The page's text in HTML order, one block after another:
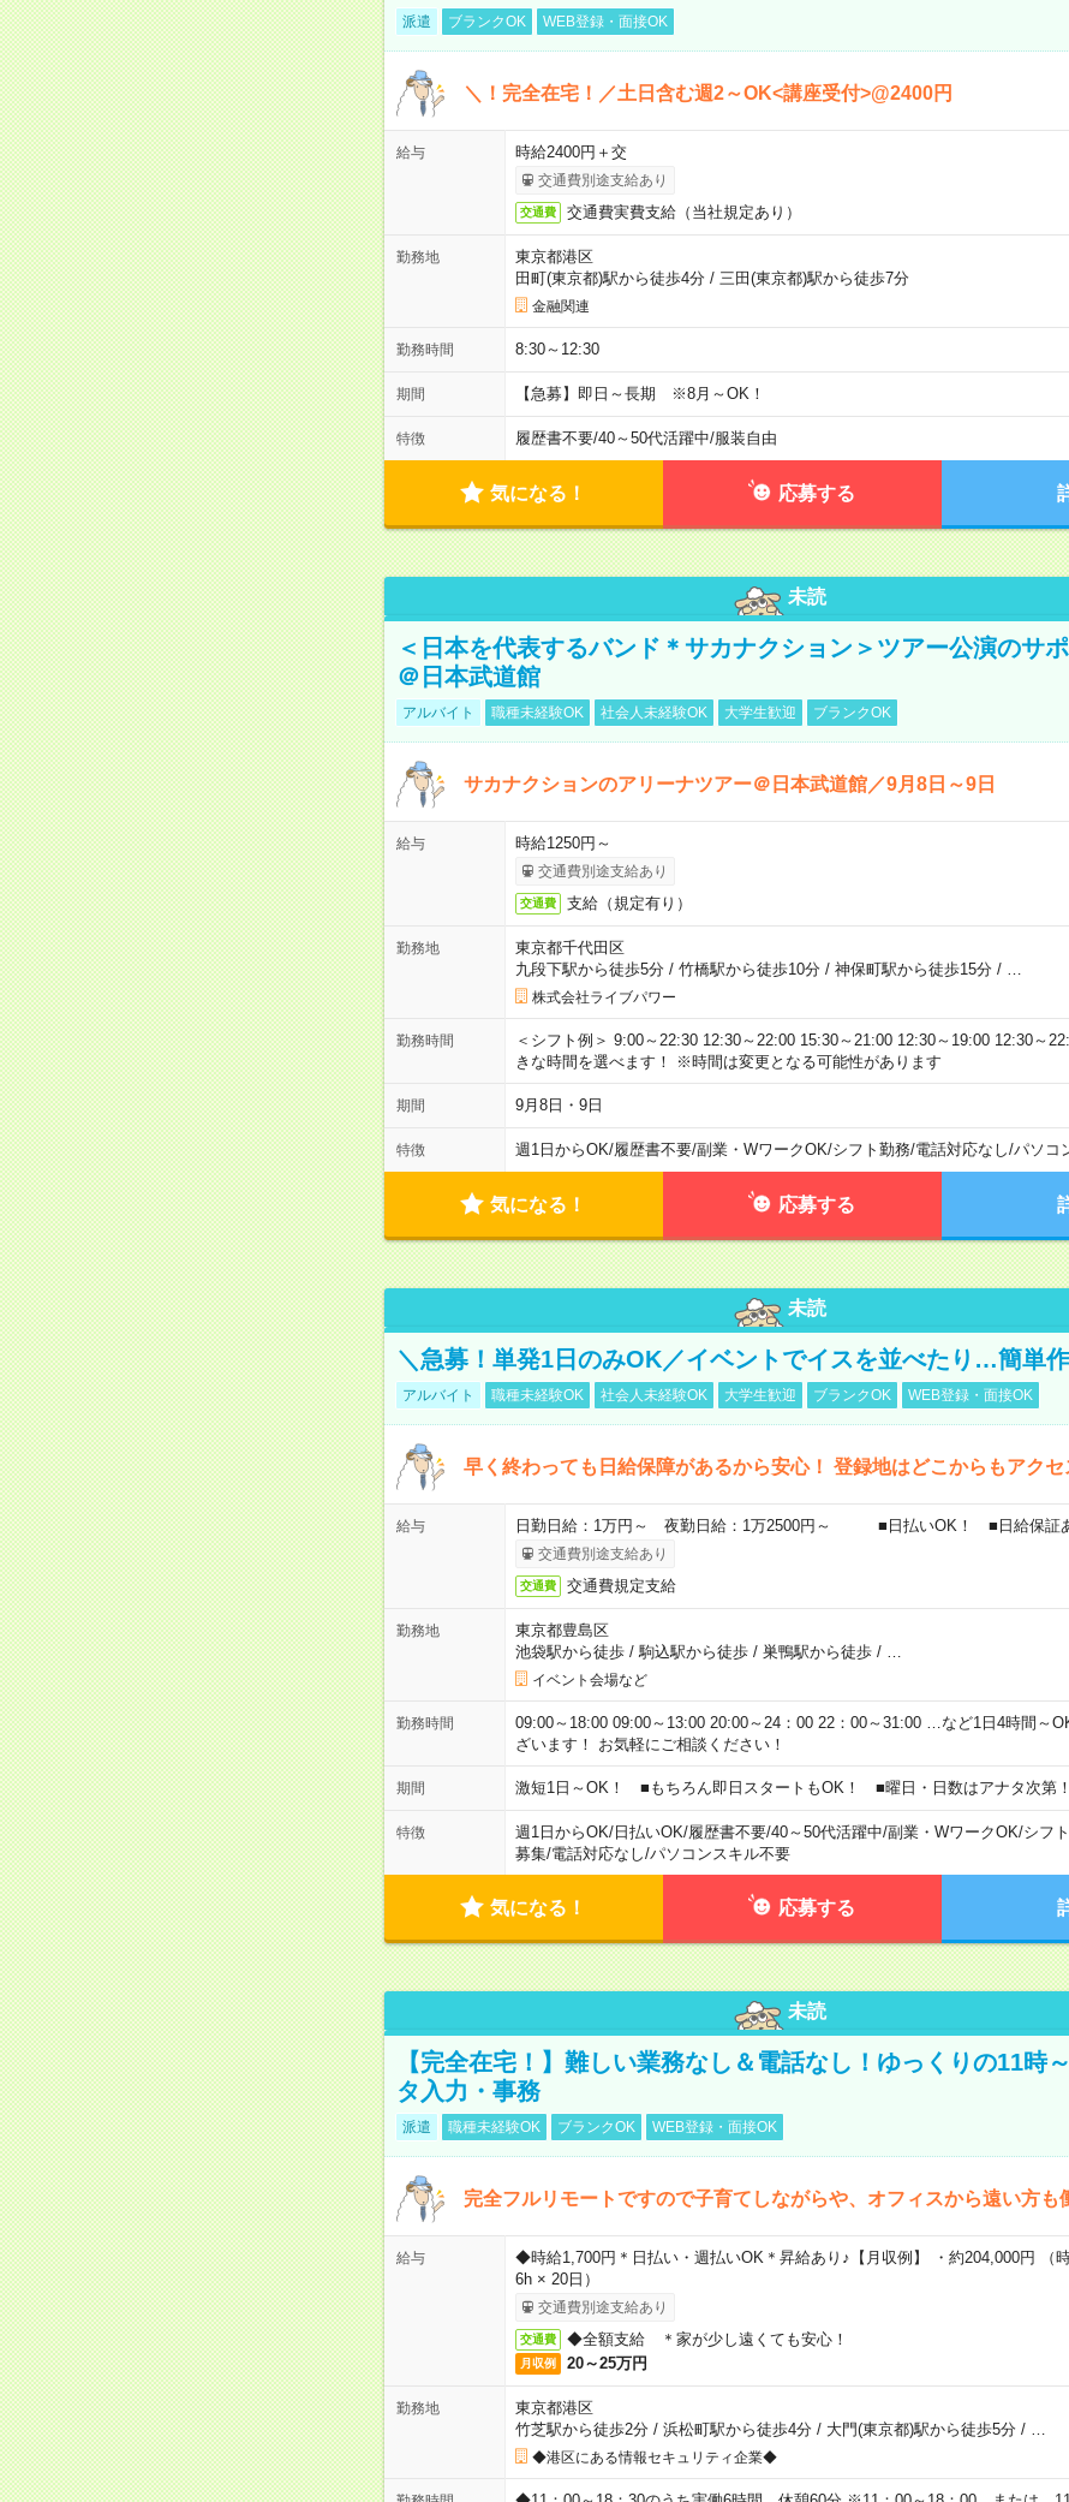
派遣 ブランクOK WEB登録・面接OK
＼！完全在宅！／土日含む週2～OK<講座受付>@2400円
給与 時給2400円＋交
交通費別途支給あり
交通費 交通費実費支給（当社規定あり）
勤務地
東京都港区
田町(東京都)駅から徒歩4分/ 三田(東京都)駅から徒歩7分
金融関連
勤務時間 8:30～12:30
期間 【急募】即日～長期 ※8月～OK！
特徴 履歴書不要/40～50代活躍中/服装自由
気になる！ 応募する
未読
＜日本を代表するバンド＊サカナクション＞ツアー公演のサ
＠日本武道館
アルバイト 職種未経験OK 社会人未経験OK 大学生歓迎 ブランクOK
サカナクションのアリーナツアー＠日本武道館／9月8日～9日
給与 時給1250円～
交通費別途支給あり
交通費 支給（規定有り）
勤務地
東京都千代田区
九段下駅から徒歩5分/ 竹橋駅から徒歩10分/ 神保町駅から徒歩15分/
株式会社ライブパワー
勤務時間
＜シフト例＞ 9:00～22:30 12:30～22:00 15:30～21:00 12:30～19:00 12:30～
きな時間を選べます！ ※時間は変更となる可能性があります
期間 9月8日・9日
特徴 週1日からOK/履歴書不要/副業・WワークOK/シフト勤務/電話対応なし/パソコ
気になる！ 応募する
未読
＼急募！単発1日のみOK／イベントでイスを並べたり…簡単
アルバイト 職種未経験OK 社会人未経験OK 大学生歓迎 ブランクOK WEB登録・面接OK
早く終わっても日給保障があるから安心！ 登録地はどこからもアク
給与 日勤日給：1万円～ 夜勤日給：1万2500円～ ■日払いOK！ ■日給保証
交通費別途支給あり
交通費 交通費規定支給
勤務地
東京都豊島区
池袋駅から徒歩/ 駒込駅から徒歩/ 巣鴨駅から徒歩/
イベント会場など
勤務時間
09:00～18:00 09:00～13:00 20:00～24：00 22：00～31:00 …など1日4時間～
ざいます！ お気軽にご相談ください！
期間 激短1日～OK！ ■もちろん即日スタートもOK！ ■曜日・日数はアナタ次第！
特徴 週1日からOK/日払いOK/履歴書不要/40～50代活躍中/副業・WワークOK/シフ
募集/電話対応なし/パソコンスキル不要
気になる！ 応募する
未読
【完全在宅！】難しい業務なし＆電話なし！ゆっくりの11時
タ入力・事務
派遣 職種未経験OK ブランクOK WEB登録・面接OK
完全フルリモートですので子育てしながらや、オフィスから遠い方も
給与
◆時給1,700円＊日払い・週払いOK＊昇給あり♪【月収例】 ・約204,000円 （
6h × 20日）
交通費別途支給あり
交通費 ◆全額支給 ＊家が少し遠くても安心！
月収例 20～25万円
勤務地
東京都港区
竹芝駅から徒歩2分/ 浜松町駅から徒歩4分/ 大門(東京都)駅から徒歩5分/
◆港区にある情報セキュリティ企業◆